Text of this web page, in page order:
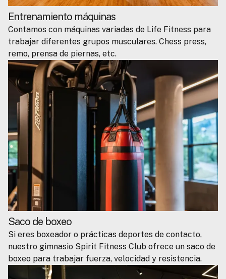
Entrenamiento máquinas
Contamos con máquinas variadas de Life Fitness para
trabajar diferentes grupos musculares. Chess press,
remo, prensa de piernas, etc.
Saco de boxeo
Si eres boxeador o prácticas deportes de contacto,
nuestro gimnasio Spirit Fitness Club ofrece un saco de
boxeo para trabajar fuerza, velocidad y resistencia.